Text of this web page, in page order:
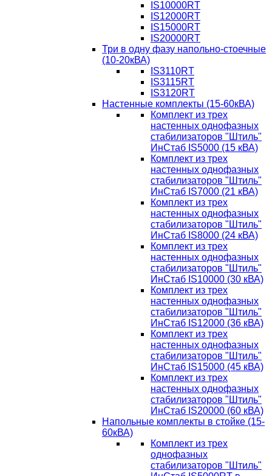
IS10000RT
IS12000RT
IS15000RT
IS20000RT
Три в одну фазу напольно-стоечные
(10-20кВА)
IS3110RT
IS3115RT
IS3120RT
Настенные комплекты (15-60кВА)
Комплект из трех
настенных однофазных
стабилизаторов "Штиль"
ИнСтаб IS5000 (15 кВА)
Комплект из трех
настенных однофазных
стабилизаторов "Штиль"
ИнСтаб IS7000 (21 кВА)
Комплект из трех
настенных однофазных
стабилизаторов "Штиль"
ИнСтаб IS8000 (24 кВА)
Комплект из трех
настенных однофазных
стабилизаторов "Штиль"
ИнСтаб IS10000 (30 кВА)
Комплект из трех
настенных однофазных
стабилизаторов "Штиль"
ИнСтаб IS12000 (36 кВА)
Комплект из трех
настенных однофазных
стабилизаторов "Штиль"
ИнСтаб IS15000 (45 кВА)
Комплект из трех
настенных однофазных
стабилизаторов "Штиль"
ИнСтаб IS20000 (60 кВА)
Напольные комплекты в стойке (15-
60кВА)
Комплект из трех
однофазных
стабилизаторов "Штиль"